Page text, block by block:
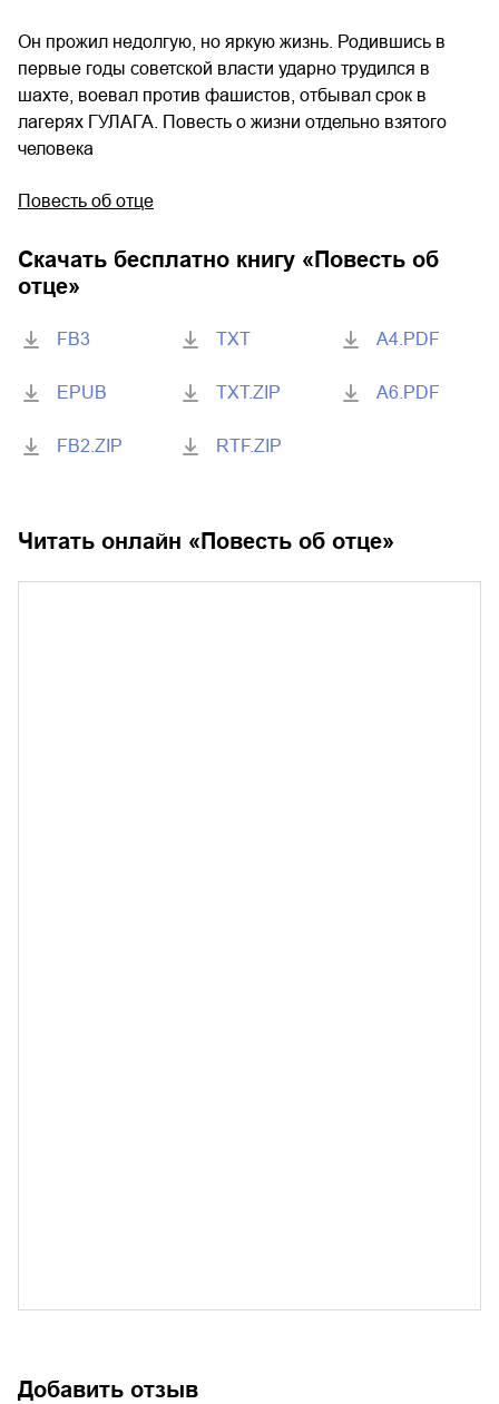
Он прожил недолгую, но яркую жизнь. Родившись в
первые годы советской власти ударно трудился в
шахте, воевал против фашистов, отбывал срок в
лагерях ГУЛАГА. Повесть о жизни отдельно взятого
человека
Повесть об отце
Скачать бесплатно книгу « Повесть об
отце»
FB3
EPUB
FB2.ZIP
TXT
TXT.ZIP
RTF.ZIP
A4.PDF
A6.PDF
Читать онлайн « Повесть об отце»
Добавить отзыв